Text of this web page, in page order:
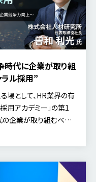
時代に企業が取り組
ル採用”
場として、HR業界の有
用アカデミー」の第1
の企業が取り組むべ
スカッションのレポート